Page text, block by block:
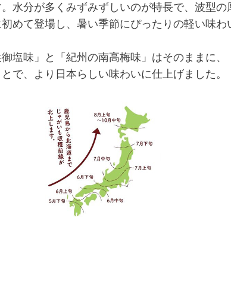
水分が多くみずみずしいのが特長で、波型
めて登場し、暑い季節にぴったりの軽い味
塩味」と「紀州の南高梅味」はそのままに
で、より日本らしい味わいに仕上げました。